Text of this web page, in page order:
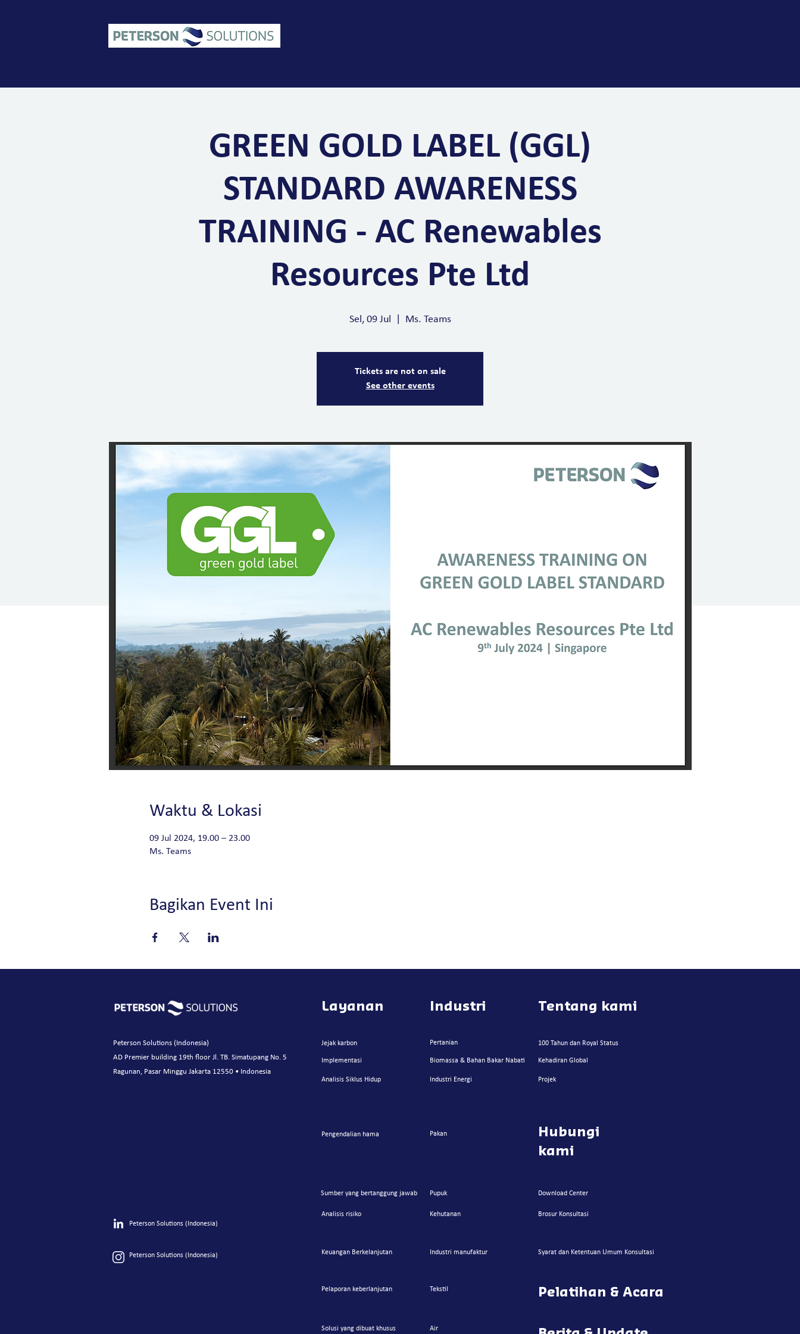
GREEN GOLD LABEL (GGL)
STANDARD AWARENESS
TRAINING - AC Renewables
Resources Pte Ltd
Sel, 09 Jul Ms. Teams
Tickets are not on sale
See other events
Waktu & Lokasi
09 Jul 2024, 19.00 – 23.00
Ms. Teams
Bagikan Event Ini
Peterson Solutions (Indonesia)
AD Premier building 19th floor Jl. TB. Simatupang No. 5
Ragunan, Pasar Minggu Jakarta 12550 • Indonesia
Peterson Solutions (Indonesia)
Peterson Solutions (Indonesia)
Layanan Industri Tentang kami
Jejak karbon
Implementasi
Analisis Siklus Hidup
Pertanian
Biomassa & Bahan Bakar Nabati
Industri Energi
100 Tahun dan Royal Status
Kehadiran Global
Projek
Pengendalian hama Pakan
Hubungi
kami
Sumber yang bertanggung jawab Pupuk Download Center
Analisis risiko Kehutanan Brosur Konsultasi
Keuangan Berkelanjutan Industri manufaktur Syarat dan Ketentuan Umum Konsultasi
Pelaporan keberlanjutan Tekstil Pelatihan & Acara
Solusi yang dibuat khusus Air